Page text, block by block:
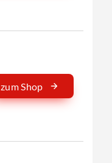
zum Shop